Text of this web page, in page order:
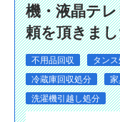
機・液晶テ
頼を頂きま
不用品回収 タン
冷蔵庫回収処分
洗濯機引越し処分